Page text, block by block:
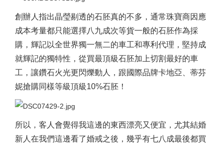
創辦人指出晶瑩剔透的石胚真的不多，通常珠寶商因應
成本考量都只能選擇八九成次等貨一般的石胚作為採
購，輝記以全世界獨一無二的車工和專利代理，堅持成
就輝記的獨特性，從買最頂級石胚加上切割最好的車
工，讓鑽石火光更閃爍動人，跟國際品牌卡地亞、蒂芬
妮搶購同樣等級頂級10%石胚！
所以，客人會覺得我這邊的東西漂亮又便宜，尤其結婚
新人在我們這邊看了婚戒之後，幾乎有七八成最後都買